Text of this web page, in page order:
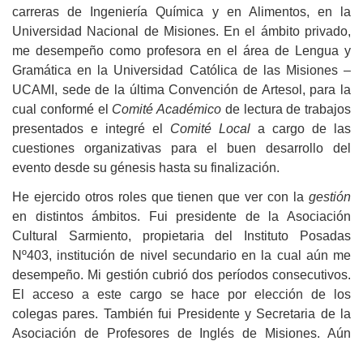
carreras de Ingeniería Química y en Alimentos, en la
Universidad Nacional de Misiones. En el ámbito privado,
me desempeño como profesora en el área de Lengua y
Gramática en la Universidad Católica de las Misiones –
UCAMI, sede de la última Convención de Artesol, para la
cual conformé el Comité Académico de lectura de trabajos
presentados e integré el Comité Local a cargo de las
cuestiones organizativas para el buen desarrollo del
evento desde su génesis hasta su finalización.
He ejercido otros roles que tienen que ver con la gestión
en distintos ámbitos. Fui presidente de la Asociación
Cultural Sarmiento, propietaria del Instituto Posadas
Nº403, institución de nivel secundario en la cual aún me
desempeño. Mi gestión cubrió dos períodos consecutivos.
El acceso a este cargo se hace por elección de los
colegas pares. También fui Presidente y Secretaria de la
Asociación de Profesores de Inglés de Misiones. Aún